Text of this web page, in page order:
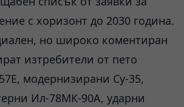
с хоризонт до 2030 година.
но широко коментиран
изтребители от пето
модернизирани Су-35,
Ил-78МК-90А, ударни